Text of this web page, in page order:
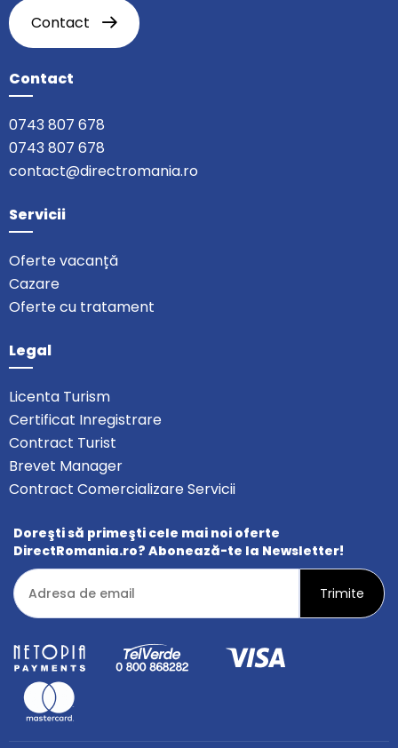
Contact
Contact
0743 807 678
0743 807 678
contact@directromania.ro
Servicii
Oferte vacanță
Cazare
Oferte cu tratament
Legal
Licenta Turism
Certificat Inregistrare
Contract Turist
Brevet Manager
Contract Comercializare Servicii
Doreşti să primeşti cele mai noi oferte
DirectRomania.ro? Abonează-te la Newsletter!